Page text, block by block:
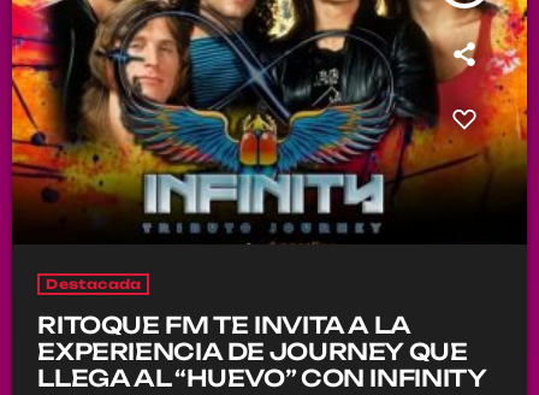
Destacada
RITOQUE FM TE INVITA A LA
EXPERIENCIA DE JOURNEY QUE
LLEGA AL “HUEVO” CON INFINITY